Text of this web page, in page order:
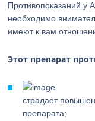
Противопоказаний у
необходимо
имеют к вам
Этот препарат
страдает
препарата;